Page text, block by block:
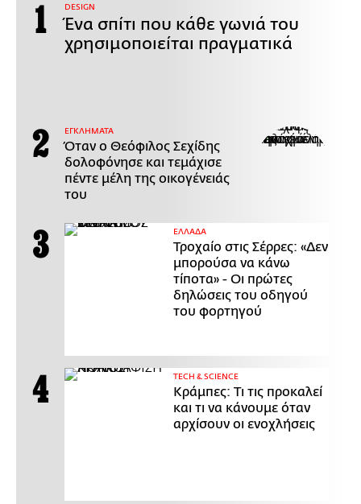
DESIGN
Ένα σπίτι που κάθε γωνιά του
χρησιμοποιείται πραγματικά
ΕΓΚΛΗΜΑΤΑ
Όταν ο Θεόφιλος Σεχίδης
δολοφόνησε και τεμάχισε
πέντε μέλη της οικογένειάς
του
ΕΛΛΑΔΑ
Τροχαίο στις Σέρρες: «Δεν
μπορούσα να κάνω
τίποτα» - Οι πρώτες
δηλώσεις του οδηγού
του φορτηγού
ΤECH & SCIENCE
Κράμπες: Τι τις προκαλεί
και τι να κάνουμε όταν
αρχίσουν οι ενοχλήσεις